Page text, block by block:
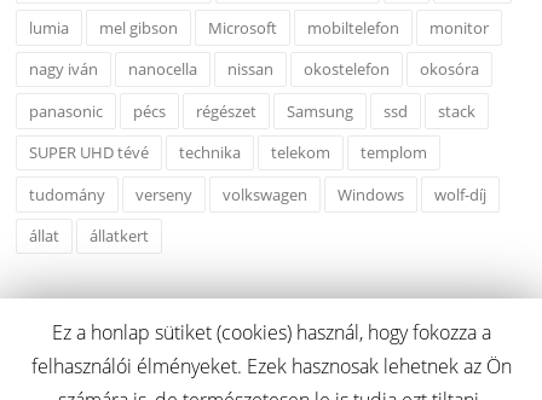
lumia
mel gibson Microsoft mobiltelefon
monitor
nagy iván
nanocella nissan okostelefon
okosóra
panasonic
pécs régészet Samsung ssd
stack
SUPER UHD tévé
technika telekom
templom
tudomány
verseny volkswagen Windows
wolf-díj
állat
állatkert
Ez a honlap sütiket (cookies) használ, hogy fokozza a
felhasználói élményeket. Ezek hasznosak lehetnek az Ön